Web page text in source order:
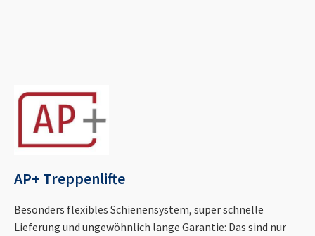
AP+ Treppenlifte
Besonders flexibles Schienensystem, super schnelle
Lieferung und ungewöhnlich lange Garantie: Das sind nur